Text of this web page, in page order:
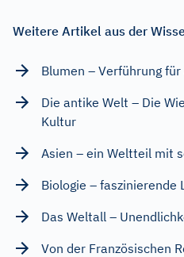
Weitere Artikel aus der
Blumen – Verführung für
Die antike Welt – Die
Kultur
Asien – ein Weltteil mit
Biologie – faszinierende
Das Weltall –
Von der Französischen